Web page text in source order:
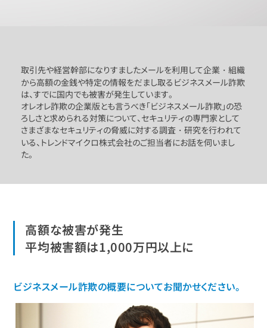
取引先や経営幹部になりすましたメールを利用して企業・組織
から高額の金銭や特定の情報をだまし取るビジネスメール詐欺
は、すでに国内でも被害が発生しています。
オレオレ詐欺の企業版とも言うべき「ビジネスメール詐欺」の恐
ろしさと求められる対策について、セキュリティの専門家として
さまざまなセキュリティの脅威に対する調査・研究を行われて
いる、トレンドマイクロ株式会社のご担当者にお話を伺いまし
た。
高額な被害が発生
平均被害額は1,000万円以上に
ビジネスメール詐欺の概要についてお聞かせください。